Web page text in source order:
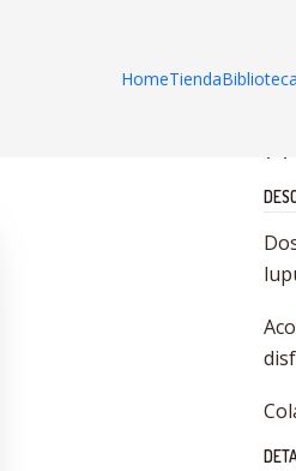
HomeTiendaBiblioteca